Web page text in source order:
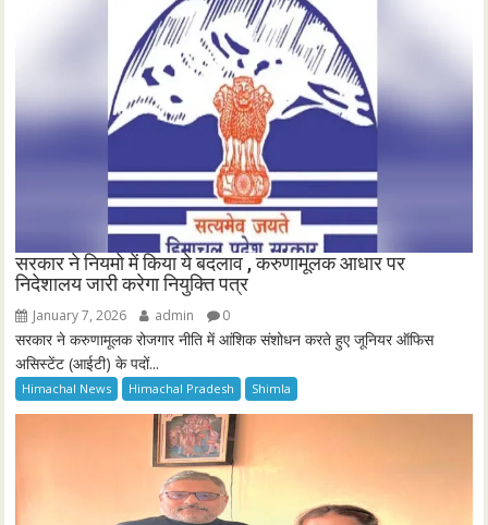
सरकार ने नियमो में किया ये बदलाव , करुणामूलक आधार पर
निदेशालय जारी करेगा नियुक्ति पत्र
January 7, 2026 admin 0
सरकार ने करुणामूलक रोजगार नीति में आंशिक संशोधन करते हुए जूनियर ऑफिस
असिस्टेंट (आईटी) के पदों...
Himachal News Himachal Pradesh Shimla